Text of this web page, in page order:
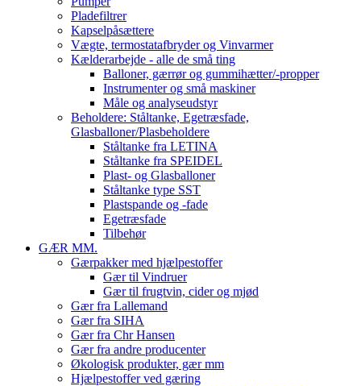
Pladefiltrer
Kapselpåsættere
Vægte, termostatafbryder og Vinvarmer
Kælderarbejde - alle de små ting
Balloner, gærrør og gummihætter/-propper
Instrumenter og små maskiner
Måle og analyseudstyr
Beholdere: Ståltanke, Egetræsfade,
Glasballoner/Plasbeholdere
Ståltanke fra LETINA
Ståltanke fra SPEIDEL
Plast- og Glasballoner
Ståltanke type SST
Plastspande og -fade
Egetræsfade
Tilbehør
GÆR MM.
Gærpakker med hjælpestoffer
Gær til Vindruer
Gær til frugtvin, cider og mjød
Gær fra Lallemand
Gær fra SIHA
Gær fra Chr Hansen
Gær fra andre producenter
Økologisk produkter, gær mm
Hjælpestoffer ved gæring